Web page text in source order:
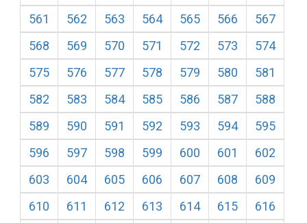
561
562 563 564 565 566
567
568
569 570 571 572 573
574
575
576 577 578 579 580
581
582
583 584 585 586 587
588
589
590 591 592 593 594
595
596
597 598 599 600 601
602
603
604 605 606 607 608
609
610
611 612 613 614 615
616